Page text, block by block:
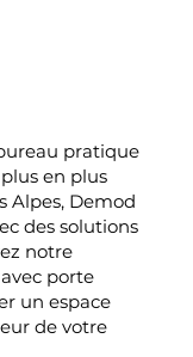
pratique
en plus
Alpes, Demod
des solutions
notre
porte
un espace
de votre